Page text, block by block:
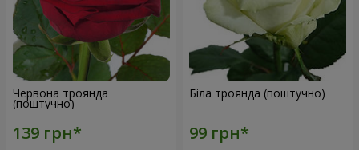
Червона троянда
(поштучно)
Біла троянда (поштучно)